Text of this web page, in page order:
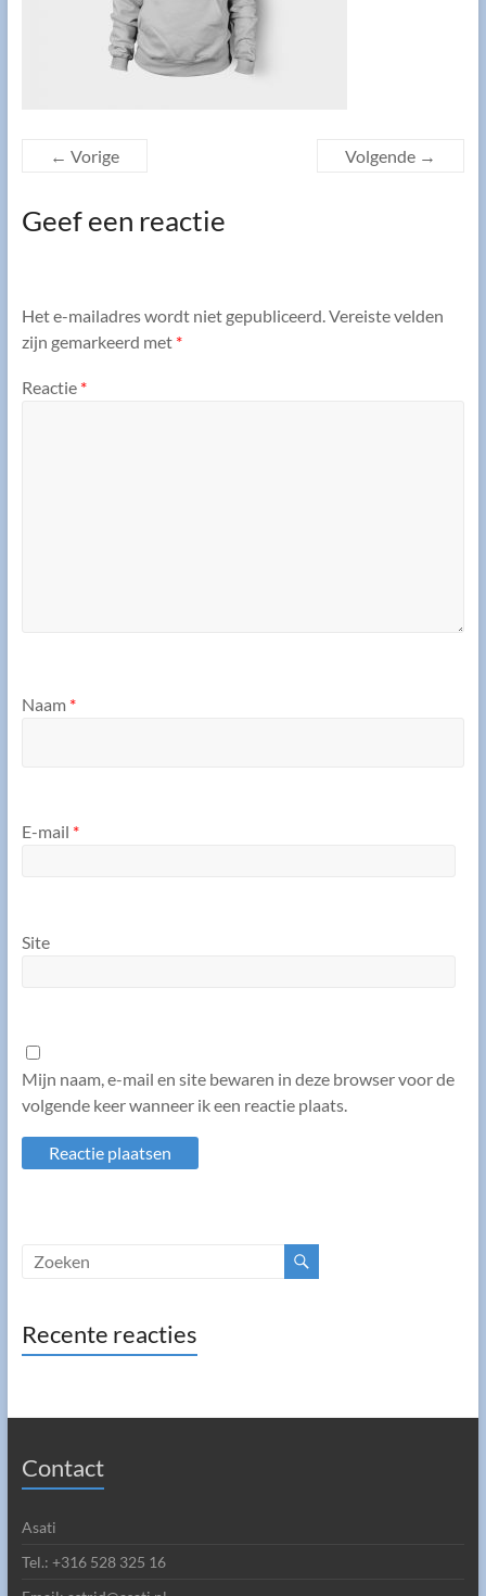
← Vorige Volgende →
Geef een reactie
Het e-mailadres wordt niet gepubliceerd.Vereiste velden
zijn gemarkeerd met *
Reactie *
Naam *
E-mail *
Site
Mijn naam, e-mail en site bewaren in deze browser voor de
volgende keer wanneer ik een reactie plaats.
Recente reacties
Contact
Asati
Tel.: +316 528 325 16